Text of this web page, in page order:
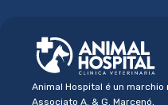
Animal Hospital é un
Associato A. & G. Marcenó,